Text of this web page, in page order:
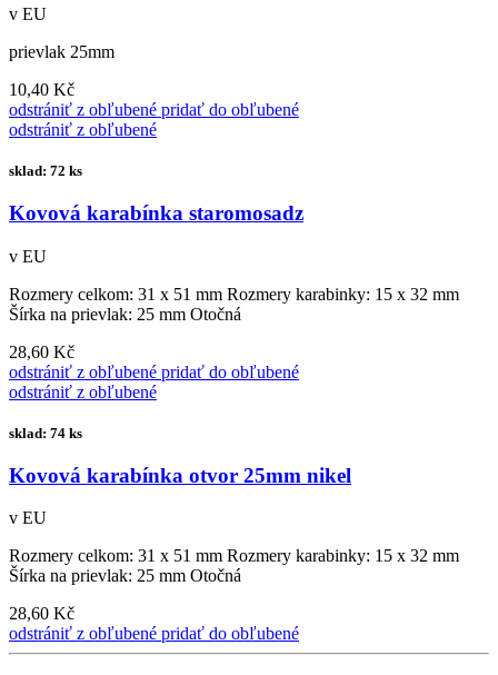
v EU
prievlak 25mm
10,40 Kč
odstrániť z obľubené pridať do obľubené
odstrániť z obľubené
sklad: 72 ks
Kovová karabínka staromosadz
v EU
Rozmery celkom: 31 x 51 mm Rozmery karabinky: 15 x 32 mm
Šírka na prievlak: 25 mm Otočná
28,60 Kč
odstrániť z obľubené pridať do obľubené
odstrániť z obľubené
sklad: 74 ks
Kovová karabínka otvor 25mm nikel
v EU
Rozmery celkom: 31 x 51 mm Rozmery karabinky: 15 x 32 mm
Šírka na prievlak: 25 mm Otočná
28,60 Kč
odstrániť z obľubené pridať do obľubené